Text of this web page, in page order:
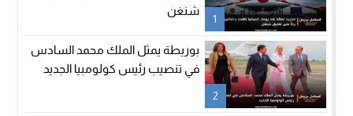
1
شنغن
2
بوريطة يمثل الملك محمد السادس
في تنصيب رئيس كولومبيا الجديد